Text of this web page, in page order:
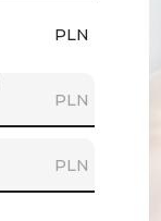
PLN
PLN
PLN